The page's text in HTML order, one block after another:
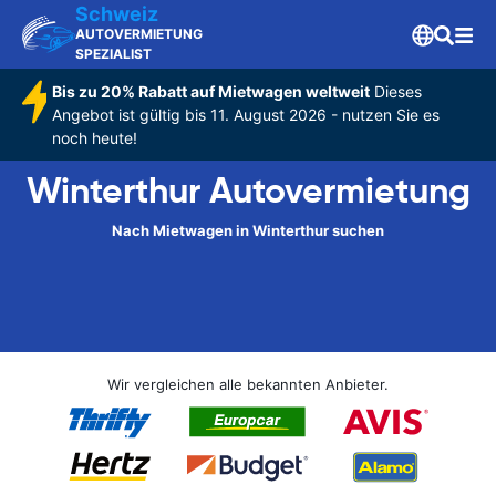
Schweiz
AUTOVERMIETUNG
SPEZIALIST
Bis zu 20% Rabatt auf Mietwagen weltweitDieses
Angebot ist gültig bis 11. August 2026 - nutzen Sie es
noch heute!
Winterthur Autovermietung
Nach Mietwagen in Winterthur suchen
Wir vergleichen alle bekannten Anbieter.